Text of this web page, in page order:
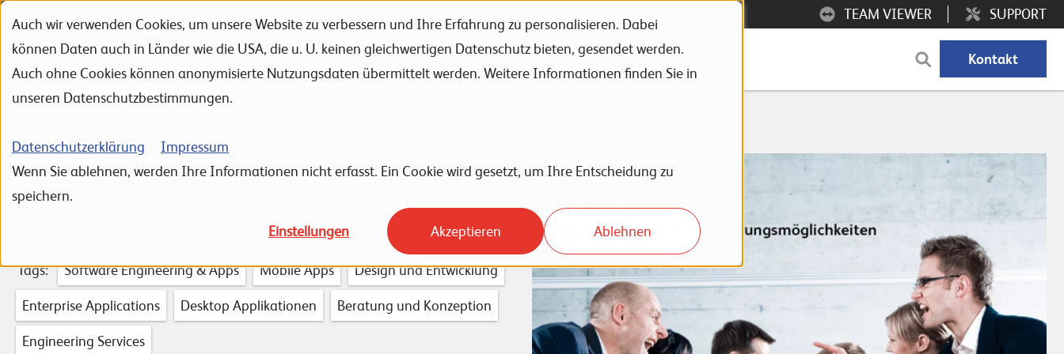
Auch wir verwenden Cookies, um unsere Website zu verbessern und Ihre Erfahrung zu personalisieren. Dabei
können Daten auch in Länder wie die USA, die u. U. keinen gleichwertigen Datenschutz bieten, gesendet werden.
Auch ohne Cookies können anonymisierte Nutzungsdaten übermittelt werden. Weitere Informationen finden Sie in
unseren Datenschutzbestimmungen.
Datenschutzerklärung
Impressum
Wenn Sie ablehnen, werden Ihre Informationen nicht erfasst. Ein Cookie wird gesetzt, um Ihre Entscheidung zu
speichern.
Einstellungen Akzeptieren Ablehnen
Portfolio
Referenzen Unternehmen Karriere News Events Kontakt
SUPPORT
TEAM VIEWER
Mehr Flexibilität dank agiler
Softwareentwicklung
Tags: Software Engineering & Apps Mobile Apps Design und Entwicklung
Enterprise Applications Desktop Applikationen Beratung und Konzeption
Engineering Services